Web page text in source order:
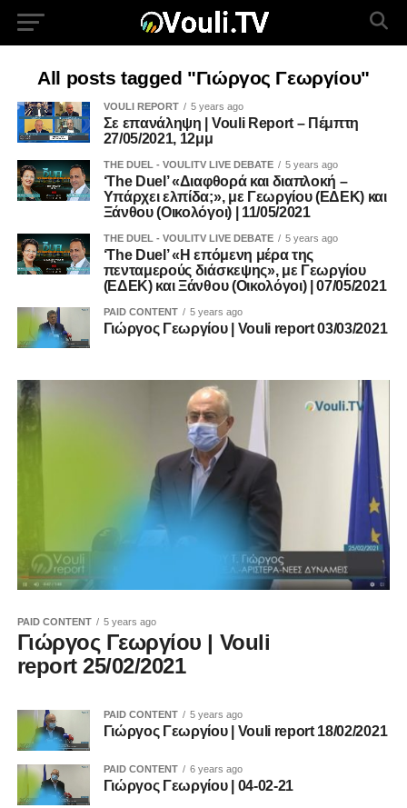
All posts tagged "Γιώργος Γεωργίου"
VOULI REPORT 5 years ago
Σε επανάληψη | Vouli Report – Πέμπτη
27/05/2021, 12μμ
THE DUEL - VOULITV LIVE DEBATE 5 years ago
‘The Duel’ «Διαφθορά και διαπλοκή –
Υπάρχει ελπίδα;», με Γεωργίου (ΕΔΕΚ) και
Ξάνθου (Οικολόγοι) | 11/05/2021
THE DUEL - VOULITV LIVE DEBATE 5 years ago
‘The Duel’ «Η επόμενη μέρα της
πενταμερούς διάσκεψης», με Γεωργίου
(ΕΔΕΚ) και Ξάνθου (Οικολόγοι) | 07/05/2021
PAID CONTENT 5 years ago
Γιώργος Γεωργίου | Vouli report 03/03/2021
PAID CONTENT 5 years ago
Γιώργος Γεωργίου | Vouli
report 25/02/2021
PAID CONTENT 5 years ago
Γιώργος Γεωργίου | Vouli report 18/02/2021
PAID CONTENT 6 years ago
Γιώργος Γεωργίου | 04-02-21